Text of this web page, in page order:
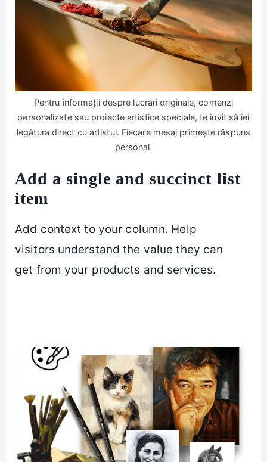
Pentru informații despre lucrări originale, comenzi
personalizate sau proiecte artistice speciale, te invit să iei
legătura direct cu artistul. Fiecare mesaj primește răspuns
personal.
Add a single and succinct list
item
Add context to your column. Help
visitors understand the value they can
get from your products and services.